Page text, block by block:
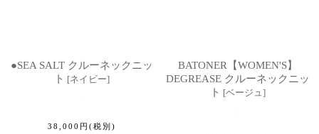
●SEA SALT クルーネックニッ
ト [ネイビー]
38,000 円 (税別)
BATONER【WOMEN'S】
DEGREASE クルーネックニッ
ト [ベージュ ]